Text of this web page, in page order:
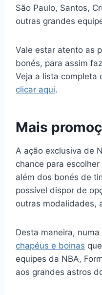
São Paulo, Santos,
outras grandes
Vale estar atento as
bonés, para assim
Veja a lista completa
clicar aqui.
Mais
A ação exclusiva de
chance para
além dos bonés de
possível dispor de
outras modalidades,
Desta maneira,
chapéus e boinas
equipes da NBA,
aos grandes astros